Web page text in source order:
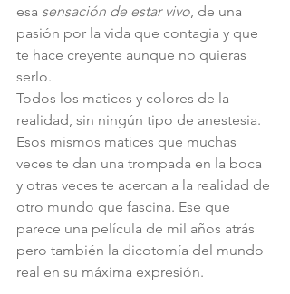
esa sensación de estar vivo, de una
pasión por la vida que contagia y que
te hace creyente aunque no quieras
serlo.
Todos los matices y colores de la
realidad, sin ningún tipo de anestesia.
Esos mismos matices que muchas
veces te dan una trompada en la boca
y otras veces te acercan a la realidad de
otro mundo que fascina. Ese que
parece una película de mil años atrás
pero también la dicotomía del mundo
real en su máxima expresión.